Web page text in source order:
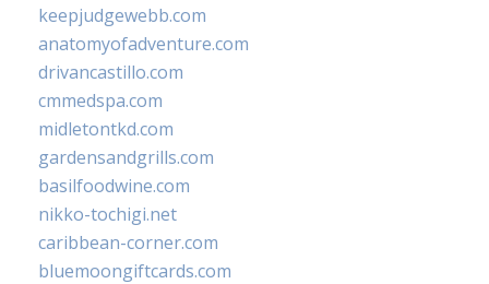
keepjudgewebb.com
anatomyofadventure.com
drivancastillo.com
cmmedspa.com
midletontkd.com
gardensandgrills.com
basilfoodwine.com
nikko-tochigi.net
caribbean-corner.com
bluemoongiftcards.com